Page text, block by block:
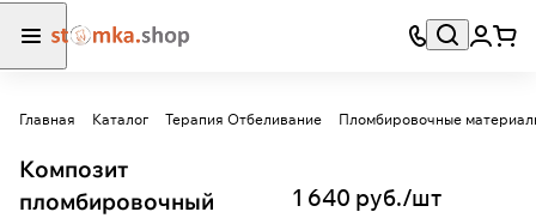
Главная Каталог Терапия Отбеливание Пломбировочные
Композит
пломбировочный
1 640 руб./шт